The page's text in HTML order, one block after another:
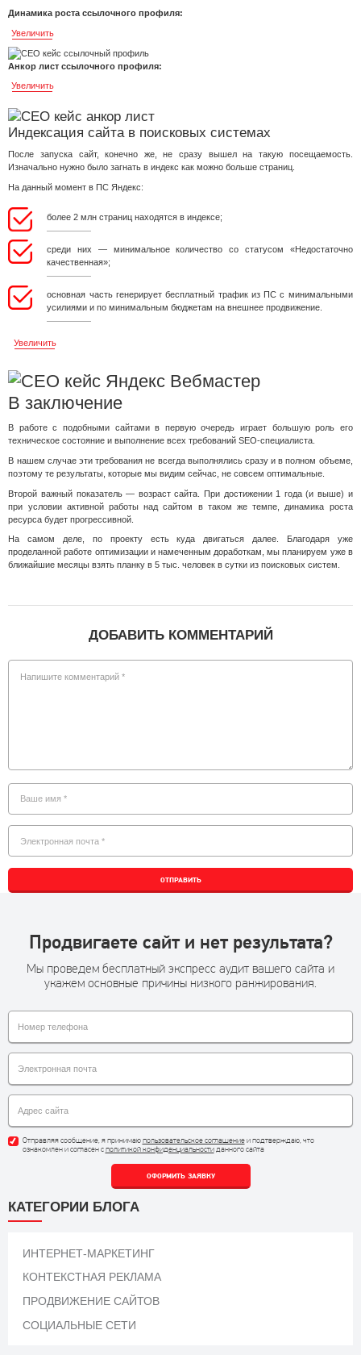
Динамика роста ссылочного профиля:
Увеличить
Анкор лист ссылочного профиля:
Увеличить
Индексация сайта в поисковых системах
После запуска сайт, конечно же, не сразу вышел на такую посещаемость.
Изначально нужно было загнать в индекс как можно больше страниц.
На данный момент в ПС Яндекс:
более 2 млн страниц находятся в индексе;
среди них — минимальное количество со статусом «Недостаточно
качественная»;
основная часть генерирует бесплатный трафик из ПС с минимальными
усилиями и по минимальным бюджетам на внешнее продвижение.
Увеличить
В заключение
В работе с подобными сайтами в первую очередь играет большую роль его
техническое состояние и выполнение всех требований SEO-специалиста.
В нашем случае эти требования не всегда выполнялись сразу и в полном объеме,
поэтому те результаты, которые мы видим сейчас, не совсем оптимальные.
Второй важный показатель — возраст сайта. При достижении 1 года (и выше) и
при условии активной работы над сайтом в таком же темпе, динамика роста
ресурса будет прогрессивной.
На самом деле, по проекту есть куда двигаться далее. Благодаря уже
проделанной работе оптимизации и намеченным доработкам, мы планируем уже в
ближайшие месяцы взять планку в 5 тыс. человек в сутки из поисковых систем.
ДОБАВИТЬ КОММЕНТАРИЙ
ОТПРАВИТЬ
КАТЕГОРИИ БЛОГА
ИНТЕРНЕТ-МАРКЕТИНГ
КОНТЕКСТНАЯ РЕКЛАМА
ПРОДВИЖЕНИЕ САЙТОВ
СОЦИАЛЬНЫЕ СЕТИ
Продвигаете сайт и нет результата?
Мы проведем бесплатный экспресс аудит вашего сайта и
укажем основные причины низкого ранжирования.
Отправляя сообщение, я принимаюпользовательское соглашениеи подтверждаю, что
ознакомлен и согласен сполитикой конфиденциальностиданного сайта
ОФОРМИТЬ ЗАЯВКУ